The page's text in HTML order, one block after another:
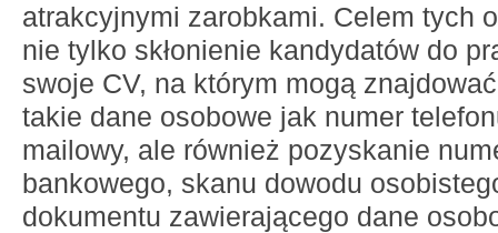
atrakcyjnymi zarobkami. Celem tych
nie tylko skłonienie kandydatów do
swoje CV, na którym mogą
takie dane osobowe jak numer
mailowy, ale również pozyskanie
bankowego, skanu dowodu
dokumentu zawierającego dane